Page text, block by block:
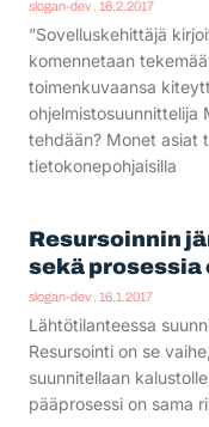
slogan-dev 16.2.2017
”Sovelluskehittäjä
komennetaan
toimenkuvaansa
ohjelmistosuunnittelija
tehdään? Monet asiat
tietokonepohjaisilla
Resursoinnin
sekä
slogan-dev 16.1.2017
Lähtötilanteessa
Resursointi on se
suunnitellaan
pääprosessi on sama